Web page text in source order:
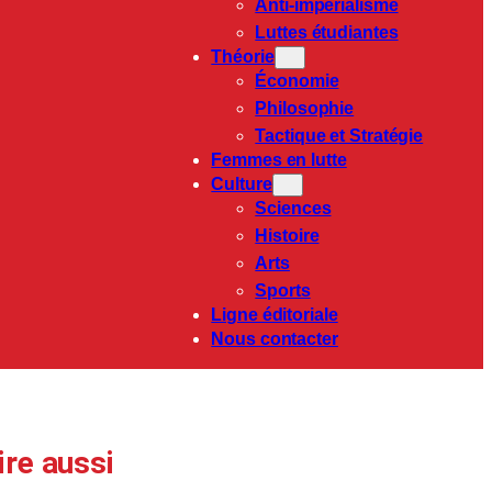
Anti-impérialisme
Luttes étudiantes
Théorie
Économie
Philosophie
Tactique et Stratégie
Femmes en lutte
Culture
Sciences
Histoire
Arts
Sports
Ligne éditoriale
Nous contacter
aussi